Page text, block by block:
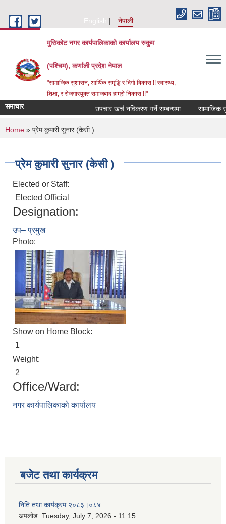
English
नेपाली
मुसिकोट नगर कार्यपालिकाको कार्यालय रुकुम
(पश्चिम), कर्णाली प्रदेश नेपाल
"सामाजिक सुशासन, आर्थिक समृद्धि र दिगो बिकास !! स्वास्थ्य,
शिक्षा, र रोजगारयुक्त समाजबाद हाम्रो निकास !!"
समाचार उपचार खर्च नविकरण गर्ने सम्बन्धमा
You are here
Home » प्रेम कुमारी सुनार (केसी )
प्रेम कुमारी सुनार (केसी )
Elected or Staff:
Elected Official
Designation:
उप– प्रमुख
Photo:
Show on Home Block:
1
Weight:
2
Office/Ward:
नगर कार्यपालिकाको कार्यालय
बजेट तथा कार्यक्रम
निति तथा कार्यक्रम २०८३।०८४
अपलोड: Tuesday, July 7, 2026 - 11:15